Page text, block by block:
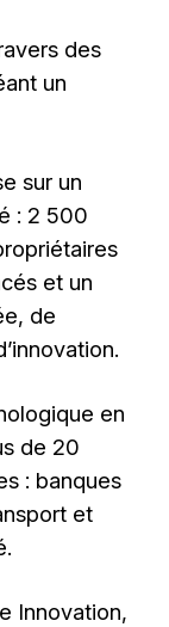
des
un
sur un
: 2 500
et un
de
en
de 20
: banques
et
Innovation,